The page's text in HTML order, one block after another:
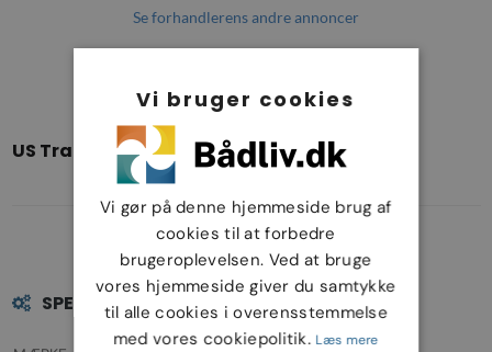
Se forhandlerens andre annoncer
US Trailer - 20 fods
SPECIFIKATIONER
Vi bruger cookies
Vi gør på denne hjemmeside brug af
cookies til at forbedre
brugeroplevelsen. Ved at bruge
vores hjemmeside giver du samtykke
til alle cookies i overensstemmelse
med vores cookiepolitik. Læs mere